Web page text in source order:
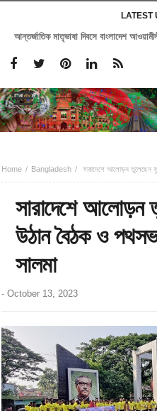
LATEST
আন্তর্জাতিক মাতৃভাষা দিবসে বাংলাদেশ
Home Bangladesh সারাদেশে আলোড়ন তুলেছেন
সারাদেশে আলোড়ন
উঠান বৈঠক ও
সালমা
-October 13, 2023